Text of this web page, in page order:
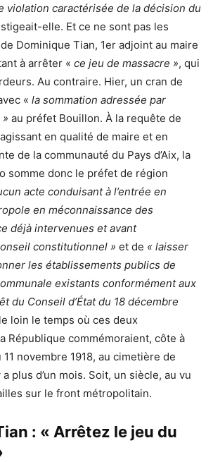
violation caractérisée de la décision du
elle. Et ce ne sont pas les
Dominique Tian, 1er adjoint au maire
à arrêter « ce jeu de massacre », qui
Au contraire. Hier, un cran de
« la sommation adressée par
au préfet Bouillon. À la requête de
en qualité de maire et en
de la communauté du Pays d’Aix, la
somme donc le préfet de région
acte conduisant à l’entrée en
en méconnaissance des
déjà intervenues et avant
constitutionnel » et de « laisser
les établissements publics de
existants conformément aux
du Conseil d’État du 18 décembre
loin le temps où ces deux
République commémoraient, côte à
11 novembre 1918, au cimetière de
a plus d’un mois. Soit, un siècle, au vu
sur le front métropolitain.
: « Arrêtez le jeu du